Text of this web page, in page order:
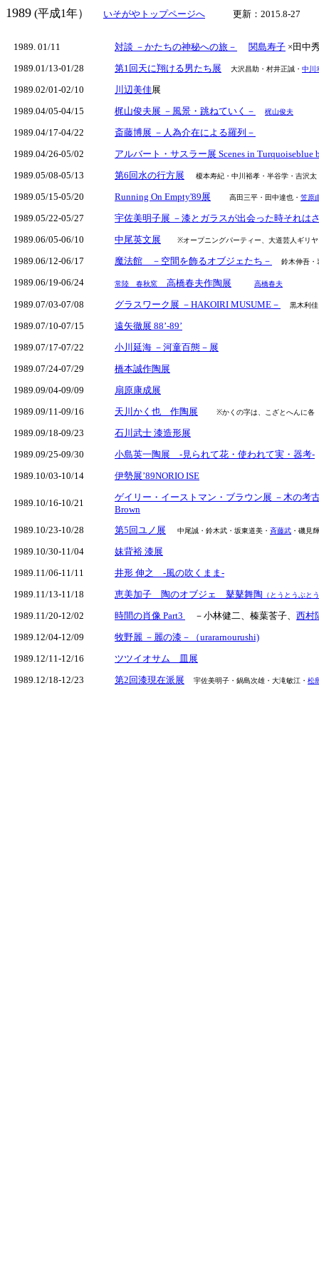
1989 (平成1年） いそがやトップページへ 更新：2015.8-27
1989. 01/11 対談 －かたちの神秘への旅－ 関島寿子 ×田中
1989.01/13-01/28
第1回天に翔ける男たち展 大沢昌助・村井正誠・ 中川
1989.02/01-02/10 川辺美佳展
1989.04/05-04/15
梶山俊夫展 －風景・跳ねていく－ 梶山俊夫
1989.04/17-04/22
斎藤博展 －人為介在による羅列－
1989.04/26-05/02
アルバート・サスラー展 Scenes in
1989.05/08-05/13
第6回水の行方展 榎本寿紀・中川裕孝・半谷学・吉沢太
1989.05/15-05/20 Running On Empty'89展 高田三平・田中達也・ 笠原
1989.05/22-05/27
宇佐美明子展 －漆とガラスが出会った時それは
1989.06/05-06/10
中尾英文展 ※オープニングパーティー、大道芸人ギリ
1989.06/12-06/17 魔法館 －空間を飾るオブジェたち－ 鈴木伸吾・
1989.06/19-06/24 常陸 春秋窯 高橋春夫作陶展 高橋春夫
1989.07/03-07/08 グラスワーク展 －HAKOIRI MUSUME－ 黒木利
1989.07/10-07/15
遠矢徹展 88’-89’
1989.07/17-07/22
小川延海 －河童百態－展
1989.07/24-07/29
橋本誠作陶展
1989.09/04-09/09
扇原康成展
1989.09/11-09/16
天川かく也 作陶展 ※かくの字は、こざとへんに各
1989.09/18-09/23
石川武士 漆造形展
1989.09/25-09/30
小島英一陶展 -見られて花・使われて実・器考-
1989.10/03-10/14
伊勢展’89NORIO ISE
1989.10/16-10/21
ゲイリー・イーストマン・ブラウン展 －木の考
Brown
1989.10/23-10/28
第5回ユノ展 中尾誠・鈴木武・坂東道美・ 斉藤武 ・磯見
1989.10/30-11/04
妹背裕 漆展
1989.11/06-11/11
井形 伸之 -風の吹くまま-
1989.11/13-11/18
恵美加子 陶のオブジェ 鼕鼕舞陶 （とうとうぶと
1989.11/20-12/02 時間の肖像 Part3 －小林健二、榛葉莟子、 西村
1989.12/04-12/09
牧野麗 －麗の漆－（urararnourushi)
1989.12/11-12/16
ツツイオサム 皿展
1989.12/18-12/23
第2回漆現在派展 宇佐美明子・鍋島次雄・大滝敏江・ 松